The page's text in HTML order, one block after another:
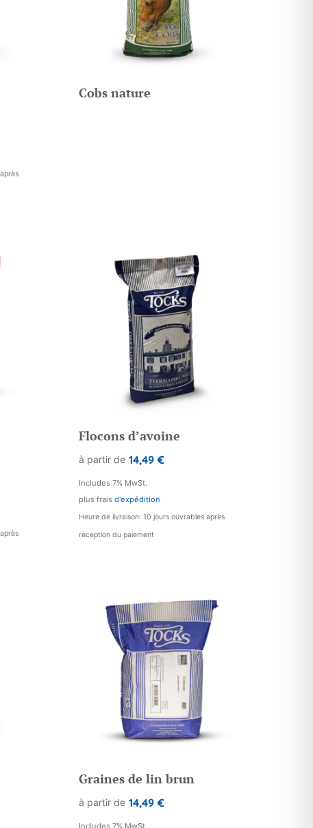
Cobs nature
Flocons d’avoine
à partir de 14,49 €
Includes 7% MwSt.
plus frais d'expédition
Heure de livraison: 10 jours ouvrables après
réception du paiement
Graines de lin brun
à partir de 14,49 €